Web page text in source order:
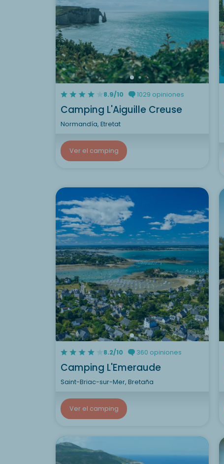
8.9/10 1029 opiniones
Camping L'Aiguille Creuse
Normandía, Etretat
Ver el camping
8.2/10 360 opiniones
Camping L'Emeraude
Saint-Briac-sur-Mer, Bretaña
Ver el camping